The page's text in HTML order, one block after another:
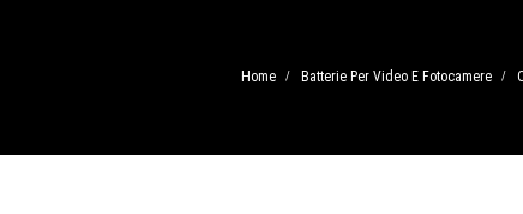
Home / Batterie Per Video E Fotocamere /